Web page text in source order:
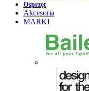
Osprzęt
Akcesoria
MARKI